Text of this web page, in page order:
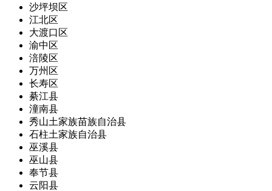
沙坪坝区
江北区
大渡口区
渝中区
涪陵区
万州区
长寿区
綦江县
潼南县
秀山土家族苗族自治县
石柱土家族自治县
巫溪县
巫山县
奉节县
云阳县